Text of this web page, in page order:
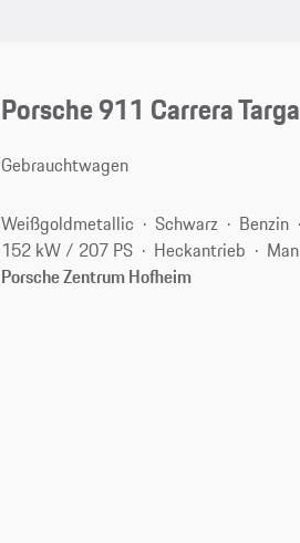
Porsche 911 Carrera Targa
Gebrauchtwagen
Weißgoldmetallic Schwarz Benzin
152 kW / 207 PS
Heckantrieb
Porsche Zentrum Hofheim